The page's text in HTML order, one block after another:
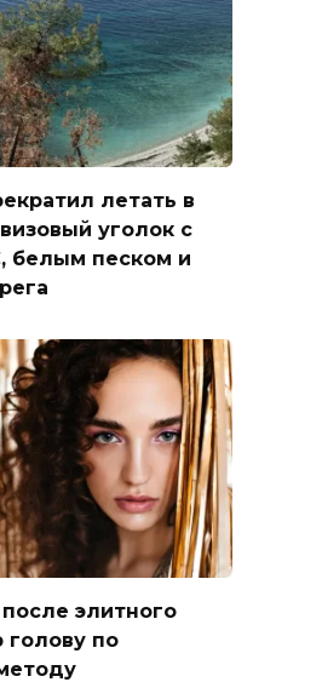
летать в
уголок с
белым песком и
элитного
голову по